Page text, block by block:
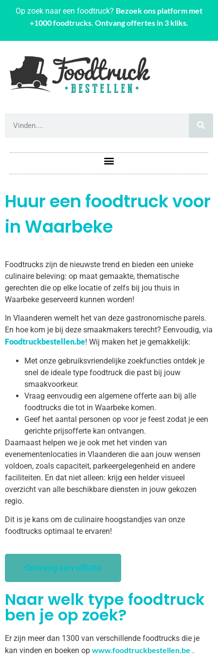
Op zoek naar een foodtruck? Bezoek ons platform met
+1000 foodtrucks. Ontvang offertes in 3 kliks.
Huur een foodtruck voor
in Waarbeke
Foodtrucks zijn de nieuwste trend en bieden een unieke
culinaire beleving: op maat gemaakte, thematische
gerechten die op elke locatie of zelfs bij jou thuis in
Waarbeke geserveerd kunnen worden!
In Vlaanderen wemelt het van deze gastronomische parels.
En hoe kom je bij deze smaakmakers terecht? Eenvoudig, via
Foodtruckbestellen.be! Wij maken het je gemakkelijk:
Met onze gebruiksvriendelijke zoekfuncties ontdek je
snel de ideale type foodtruck die past bij jouw
smaakvoorkeur.
Vraag eenvoudig een algemene offerte aan bij alle
foodtrucks die tot in Waarbeke komen.
Geef het aantal personen op voor je feest zodat je een
gerichte prijsofferte kan ontvangen.
Daarnaast helpen we je ook met het vinden van
evenementenlocaties in Vlaanderen die aan jouw wensen
voldoen, zoals capaciteit, parkeergelegenheid en andere
faciliteiten. En dat niet alleen: krijg een helder visueel
overzicht van alle beschikbare diensten in jouw gekozen
regio.
Dit is je kans om de culinaire hoogstandjes van onze
foodtrucks optimaal te ervaren!
Ontvang een offerte
Naar welk type foodtruck
ben je op zoek?
Er zijn meer dan 1300 van verschillende foodtrucks die je
kan vinden en boeken op www.foodtruckbestellen.be .